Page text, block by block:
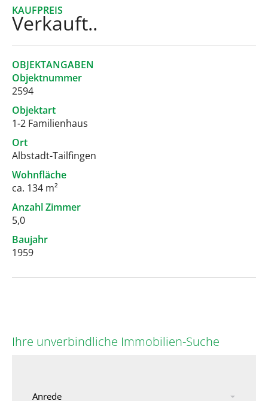
KAUFPREIS
Verkauft..
OBJEKTANGABEN
Objektnummer
2594
Objektart
1-2 Familienhaus
Ort
Albstadt-Tailfingen
Wohnfläche
ca. 134 m²
Anzahl Zimmer
5,0
Baujahr
1959
Ihre unverbindliche Immobilien-Suche